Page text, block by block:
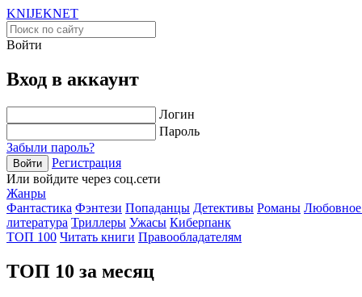
KNIJEKNET
Войти
Вход в аккаунт
Логин
Пароль
Забыли пароль?
Войти
Регистрация
Или войдите через соц.сети
Жанры
Фантастика Фэнтези Попаданцы Детективы Романы Любовное
литература Триллеры Ужасы Киберпанк
ТОП 100 Читать книги Правообладателям
ТОП 10 за месяц